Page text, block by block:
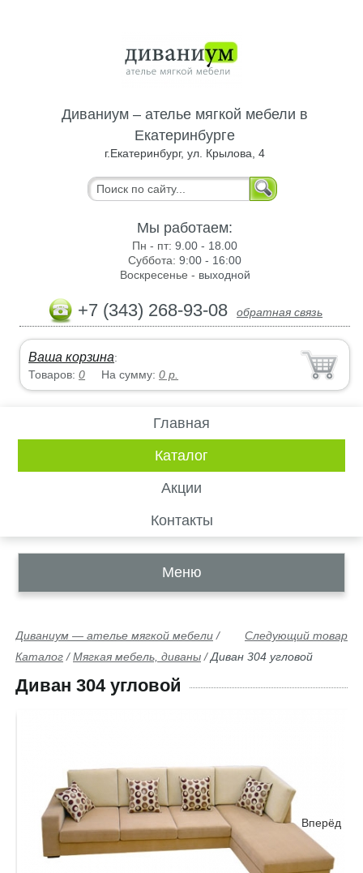
Диваниум – ателье мягкой мебели в
Екатеринбурге
г.Екатеринбург, ул. Крылова, 4
Мы работаем:
Пн - пт:9.00 - 18.00
Суббота:9:00 - 16:00
Воскресенье - выходной
+7 (343) 268-93-08 обратная связь
Ваша корзина:
Товаров:0 На сумму:0 р.
Главная
Каталог
Акции
Контакты
Меню
Следующий товар
Диваниум — ателье мягкой мебели /
Каталог /Мягкая мебель, диваны /Диван 304 угловой
Диван 304 угловой
Вперёд